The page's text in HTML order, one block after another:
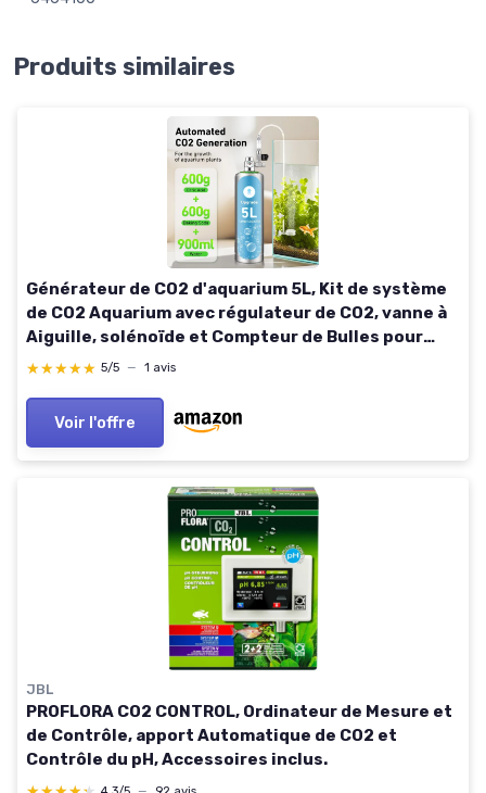
Produits similaires
Générateur de CO2 d'aquarium 5L, Kit de système
de CO2 Aquarium avec régulateur de CO2, vanne à
Aiguille, solénoïde et Compteur de Bulles pour
Plantes d'aquarium Réservoir Moyen et Grand 60L -
★★★★★
★★★★★ 5/5 — 1 avis
Voir l'offre
JBL
PROFLORA CO2 CONTROL, Ordinateur de Mesure et
de Contrôle, apport Automatique de CO2 et
Contrôle du pH, Accessoires inclus.